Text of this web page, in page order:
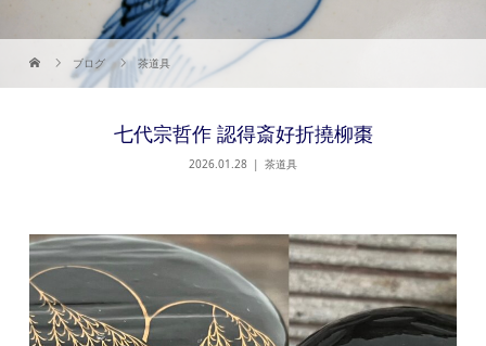
ブログ 茶道具
七代宗哲作 認得斎好折撓柳棗
2026.01.28 茶道具